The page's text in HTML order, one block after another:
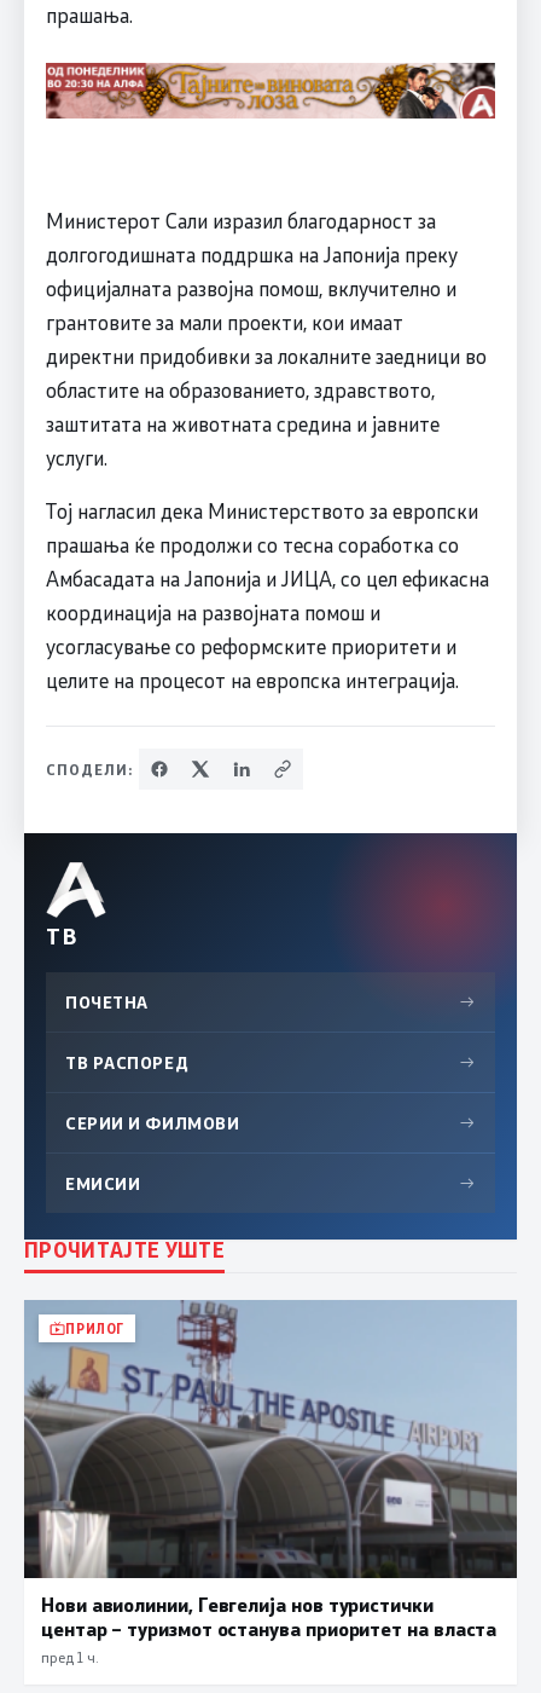
прашања.
Министерот Сали изразил благодарност за
долгогодишната поддршка на Јапонија преку
официјалната развојна помош, вклучително и
грантовите за мали проекти, кои имаат
директни придобивки за локалните заедници во
областите на образованието, здравството,
заштитата на животната средина и јавните
услуги.
Тој нагласил дека Министерството за европски
прашања ќе продолжи со тесна соработка со
Амбасадата на Јапонија и ЈИЦА, со цел ефикасна
координација на развојната помош и
усогласување со реформските приоритети и
целите на процесот на европска интеграција.
СПОДЕЛИ:
ТВ
ПОЧЕТНА →
ТВ РАСПОРЕД →
СЕРИИ И ФИЛМОВИ →
ЕМИСИИ →
ПРОЧИТАЈТЕ УШТЕ
ПРИЛОГ
Нови авиолинии, Гевгелија нов туристички
центар – туризмот останува приоритет на власта
пред 1 ч.